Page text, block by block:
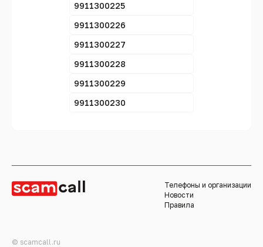
9911300225
9911300226
9911300227
9911300228
9911300229
9911300230
Телефоны и организации
Новости
Правила
© scamcall.ru